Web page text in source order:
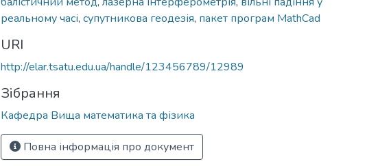
реальному часі, супутникова геодезія, пакет програм MathCad
URI
http://elar.tsatu.edu.ua/handle/123456789/12989
Зібрання
Кафедра Вища математика та фізика
Повна інформація про документ